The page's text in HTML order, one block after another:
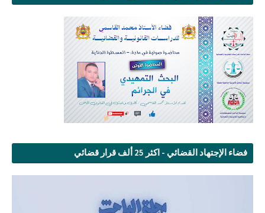
فضاء الإجتهاد القضائي - اكثر 25 ألف قرار قضائي